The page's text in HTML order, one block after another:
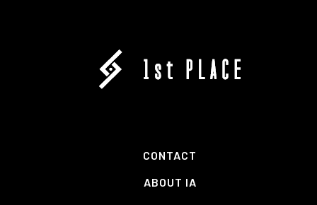
CONTACT
ABOUT IA